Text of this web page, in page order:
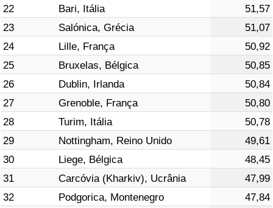
22
Bari, Itália
51,57
23
Salónica, Grécia
51,07
24
Lille, França
50,92
25
Bruxelas, Bélgica
50,85
26
Dublin, Irlanda
50,84
27
Grenoble, França
50,80
28
Turim, Itália
50,78
29
Nottingham, Reino Unido
49,61
30
Liege, Bélgica
48,45
31
Carcóvia (Kharkiv), Ucrânia
47,99
32
Podgorica, Montenegro
47,84